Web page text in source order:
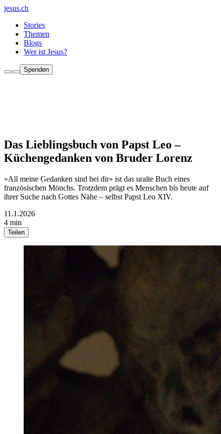
jesus.ch
Stories
Themen
Blogs
Wer ist Jesus?
Spenden
Das Lieblingsbuch von Papst Leo –
Küchengedanken von Bruder Lorenz
«All meine Gedanken sind bei dir» ist das uralte Buch eines
französischen Mönchs. Trotzdem prägt es Menschen bis heute auf
ihrer Suche nach Gottes Nähe – selbst Papst Leo XIV.
11.1.2026
4 min
Teilen